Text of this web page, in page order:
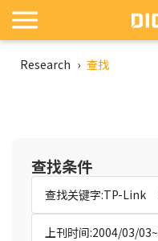
Research › 查找
查找条件
查找关键字:TP-Link
上刊时间:2004/03/